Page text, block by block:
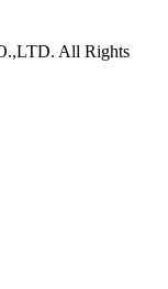
All Rights